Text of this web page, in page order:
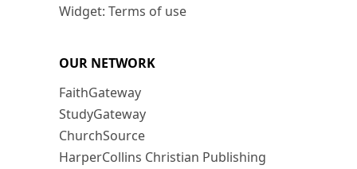
Widget: Terms of use
OUR NETWORK
FaithGateway
StudyGateway
ChurchSource
HarperCollins Christian Publishing